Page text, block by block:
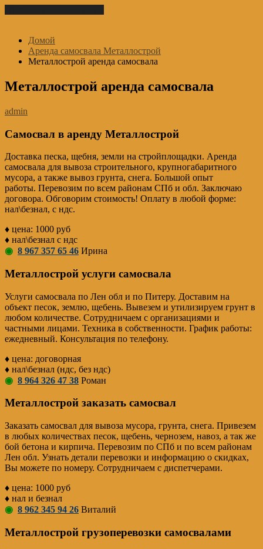
Домой
Аренда самосвала Металлострой
Металлострой аренда самосвала
Металлострой аренда самосвала
admin
Самосвал в аренду Металлострой
Доставка песка, щебня, земли на стройплощадки. Аренда
самосвала для вывоза строительного, крупногабаритного
мусора, а также вывоз грунта, снега. Большой опыт
работы. Перевозим по всем районам СПб и обл. Заключаю
договора. Обговорим стоимость! Оплату в любой форме:
нал\безнал, с ндс.
♦ цена: 1000 руб
♦ нал\безнал с ндс
◉ 8 967 357 65 46 Ирина
Металлострой услуги самосвала
Услуги самосвала по Лен обл и по Питеру. Доставим на
объект песок, землю, щебень. Вывезем и утилизируем грунт в
любом количестве. Сотрудничаем с организациями и
частными лицами. Техника в собственности. График работы:
ежедневный. Консультация по телефону.
♦ цена: договорная
♦ нал\безнал (ндс, без ндс)
◉ 8 964 326 47 38 Роман
Металлострой заказать самосвал
Заказать самосвал для вывоза мусора, грунта, снега. Привезем
в любых количествах песок, щебень, чернозем, навоз, а так же
бой бетона и кирпича. Перевозим по СПб и по всем районам
Лен обл. Узнать детали перевозки и информацию о скидках,
Вы можете по номеру. Сотрудничаем с диспетчерами.
♦ цена: 1000 руб
♦ нал и безнал
◉ 8 962 345 94 26 Виталий
Металлострой грузоперевозки самосвалами